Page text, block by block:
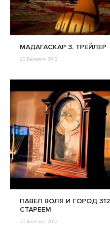
МАДАГАСКАР 3. ТРЕЙЛЕР
20 Березня 2012
ПАВЕЛ ВОЛЯ И ГОРОД
СТАРЕЕМ
20 Березня 2012